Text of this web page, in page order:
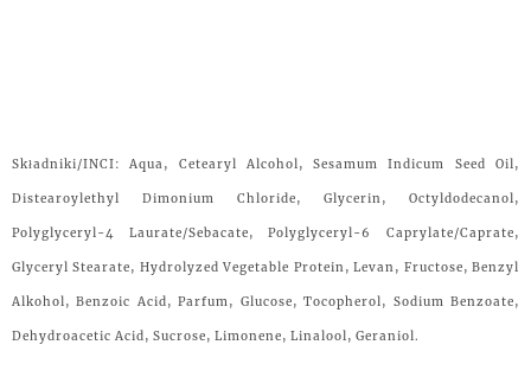
Składniki/INCI: Aqua, Cetearyl Alcohol, Sesamum Indicum Seed Oil,
Distearoylethyl Dimonium Chloride, Glycerin, Octyldodecanol,
Polyglyceryl-4 Laurate/Sebacate, Polyglyceryl-6 Caprylate/Caprate,
Glyceryl Stearate, Hydrolyzed Vegetable Protein, Levan, Fructose, Benzyl
Alkohol, Benzoic Acid, Parfum, Glucose, Tocopherol, Sodium Benzoate,
Dehydroacetic Acid, Sucrose, Limonene, Linalool, Geraniol.